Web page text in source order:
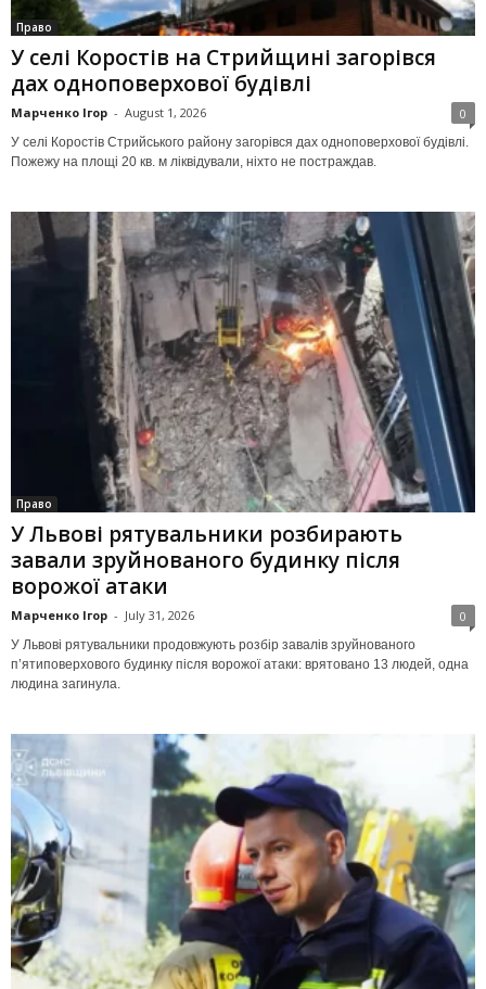
Право
У селі Коростів на Стрийщині загорівся
дах одноповерхової будівлі
Марченко Ігор - August 1, 2026 0
У селі Коростів Стрийського району загорівся дах одноповерхової будівлі.
Пожежу на площі 20 кв. м ліквідували, ніхто не постраждав.
Право
У Львові рятувальники розбирають
завали зруйнованого будинку після
ворожої атаки
Марченко Ігор - July 31, 2026 0
У Львові рятувальники продовжують розбір завалів зруйнованого
п’ятиповерхового будинку після ворожої атаки: врятовано 13 людей, одна
людина загинула.